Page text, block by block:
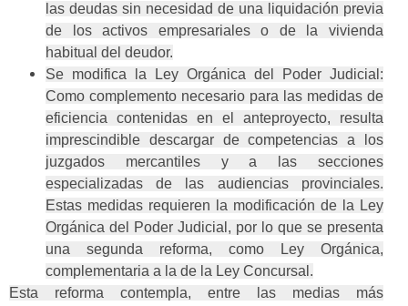
las deudas sin necesidad de una liquidación previa
de los activos empresariales o de la vivienda
habitual del deudor.
Se modifica la Ley Orgánica del Poder Judicial:
Como complemento necesario para las medidas de
eficiencia contenidas en el anteproyecto, resulta
imprescindible descargar de competencias a los
juzgados mercantiles y a las secciones
especializadas de las audiencias provinciales.
Estas medidas requieren la modificación de la Ley
Orgánica del Poder Judicial, por lo que se presenta
una segunda reforma, como Ley Orgánica,
complementaria a la de la Ley Concursal.
Esta reforma contempla, entre las medias más